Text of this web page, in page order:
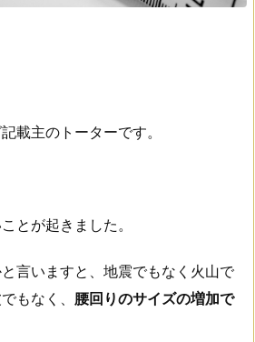
載主のトーターです。
とが起きました。
言いますと、地震でもなく火山で
もなく、 腰回りのサイズの増加で